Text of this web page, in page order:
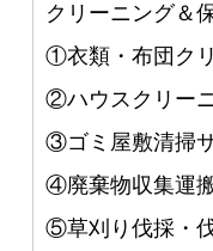
クリーニング＆
①衣類・布団ク
②ハウスクリー
③ゴミ屋敷清掃
④廃棄物収集運
⑤草刈り伐採・